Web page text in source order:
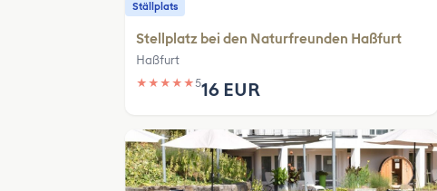
Ställplats
Stellplatz bei den Naturfreunden Haßfurt
Haßfurt
★ ★ ★ ★ ★516 EUR